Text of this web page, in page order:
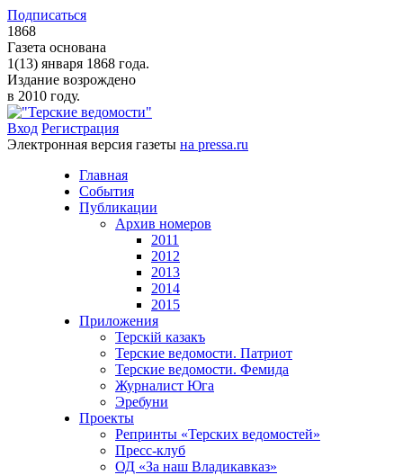
Подписаться
1868
Газета основана
1(13) января 1868 года.
Издание возрождено
в 2010 году.
Вход Регистрация
Электронная версия газеты на pressa.ru
Главная
События
Публикации
Архив номеров
2011
2012
2013
2014
2015
Приложения
Терскiй казакъ
Терские ведомости. Патриот
Терские ведомости. Фемида
Журналист Юга
Эребуни
Проекты
Репринты «Терских ведомостей»
Пресс-клуб
ОД «За наш Владикавказ»